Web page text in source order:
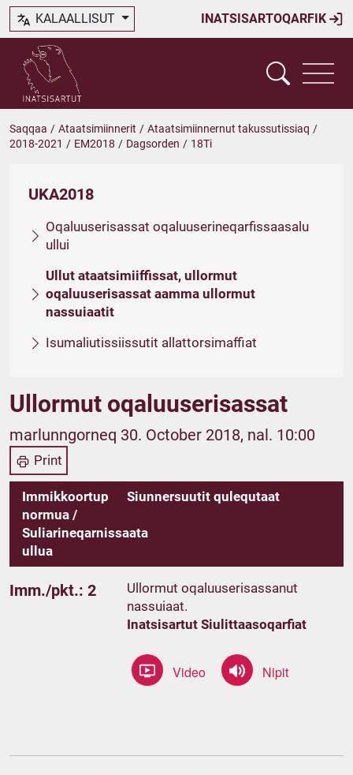
INATSISARTOQARFIK
KALAALLISUT
Saqqaa / Ataatsimiinnerit / Ataatsimiinnernut takussutissiaq /
2018-2021 / EM2018 / Dagsorden / 18Ti
UKA2018
Oqaluuserisassat oqaluuserineqarfissaasalu
ullui
Ullut ataatsimiiffissat, ullormut
oqaluuserisassat aamma ullormut
nassuiaatit
Isumaliutissiissutit allattorsimaffiat
Ullormut oqaluuserisassat
marlunngorneq 30. October 2018, nal. 10:00
Print
Immikkoortup
normua /
Suliarineqarnissaata
ullua
Siunnersuutit qulequtaat
Imm./pkt.: 2
Ullormut oqaluuserisassanut
nassuiaat.
Inatsisartut Siulittaasoqarfiat